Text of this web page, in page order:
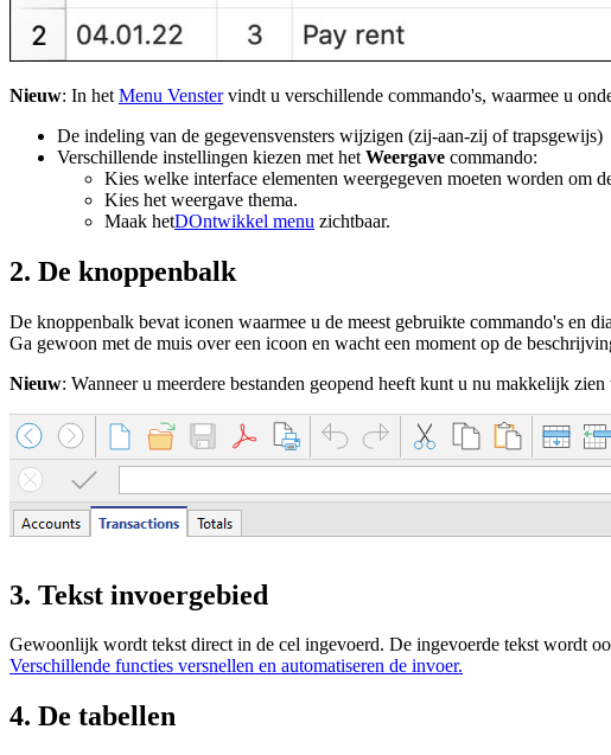
Nieuw: In het Menu Venstervindt u verschillende commando's, waarmee u
De indeling van de gegevensvensters wijzigen (zij-aan-zij of trapsgewijs)
Verschillende instellingen kiezen met het Weergave commando:
Kies welke interface elementen weergegeven moeten worden om
Kies het weergave thema.
Maak hetDOntwikkel menu zichtbaar.
2. De knoppenbalk
De knoppenbalk bevat iconen waarmee u de meest gebruikte commando's en
Ga gewoon met de muis over een icoon en wacht een moment op de
Nieuw: Wanneer u meerdere bestanden geopend heeft kunt u nu makkelijk
3. Tekst invoergebied
Gewoonlijk wordt tekst direct in de cel ingevoerd. De ingevoerde tekst wordt
Verschillende functies versnellen en automatiseren de invoer.
4. De tabellen